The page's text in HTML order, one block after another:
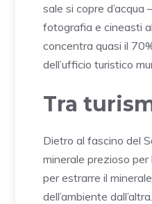
sale si copre
fotografia e cineasti
concentra quasi il
dell’ufficio turistico
Tra
Dietro al fascino del
minerale prezioso per
per estrarre il
dell’ambiente